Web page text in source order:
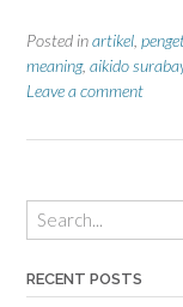
Posted inartikel
meaning, aikido
Leave a comment
RECENT POSTS